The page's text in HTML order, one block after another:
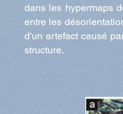
dans les hypermaps
entre les
d'un artefact causé
structure.